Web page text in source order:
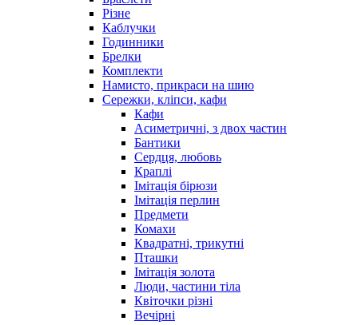
Різне
Каблучки
Годинники
Брелки
Комплекти
Намисто, прикраси на шию
Сережки, кліпси, кафи
Кафи
Асиметричні, з двох частин
Бантики
Сердця, любовь
Краплі
Імітація бірюзи
Імітація перлин
Предмети
Комахи
Квадратні, трикутні
Пташки
Імітація золота
Люди, частини тіла
Квіточки різні
Вечірні